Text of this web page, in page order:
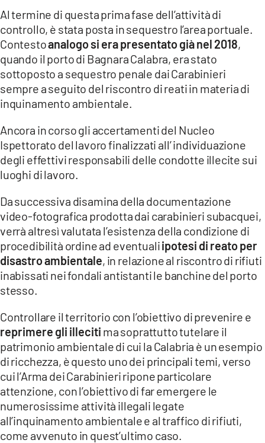
Al termine di questa prima fase dell’attività di
controllo, è stata posta in sequestro l’area portuale.
Contestoanalogo si era presentato già nel 2018,
quando il porto di Bagnara Calabra, era stato
sottoposto a sequestro penale dai Carabinieri
sempre a seguito del riscontro di reati in materia di
inquinamento ambientale.
Ancora in corso gli accertamenti del Nucleo
Ispettorato del lavoro finalizzati all’ individuazione
degli effettivi responsabili delle condotte illecite sui
luoghi di lavoro.
Da successiva disamina della documentazione
video-fotografica prodotta dai carabinieri subacquei,
verrà altresì valutata l’esistenza della condizione di
procedibilità ordine ad eventualiipotesi di reato per
disastro ambientale, in relazione al riscontro di rifiuti
inabissati nei fondali antistanti le banchine del porto
stesso.
Controllare il territorio con l’obiettivo di prevenire e
reprimere gli illeciti ma soprattutto tutelare il
patrimonio ambientale di cui la Calabria è un esempio
di ricchezza, è questo uno dei principali temi, verso
cui l’Arma dei Carabinieri ripone particolare
attenzione, con l’obiettivo di far emergere le
numerosissime attività illegali legate
all’inquinamento ambientale e al traffico di rifiuti,
come avvenuto in quest’ultimo caso.